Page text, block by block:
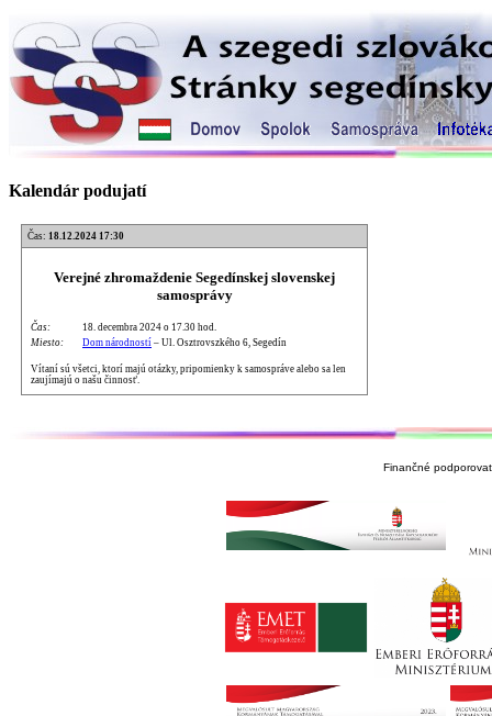
Kalendár podujatí
Čas: 18.12.2024 17:30
Verejné zhromaždenie Segedínskej slovenskej
samosprávy
Čas:
18. decembra 2024 o 17.30 hod.
Miesto:
Dom národností – Ul. Osztrovszkého 6, Segedín
Vítaní sú všetci, ktorí majú otázky, pripomienky k samospráve alebo sa len
zaujímajú o našu činnosť.
Finančné